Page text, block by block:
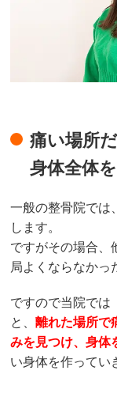
痛い場所
身体全体
一般の整骨院では
します。
ですがその場合、
局よくならなかっ
ですので当院では
と、離れた場所で
みを見つけ、身体
い身体を作ってい